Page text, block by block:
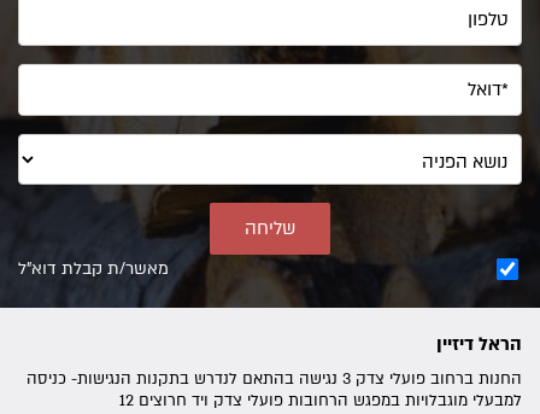
מאשר/ת קבלת דוא"ל
הראל דיזיין
החנות ברחוב פועלי צדק 3 נגישה בהתאם לנדרש בתקנות הנגישות- כניסה
למבעלי מוגבלויות במפגש הרחובות פועלי צדק ויד חרוצים 12